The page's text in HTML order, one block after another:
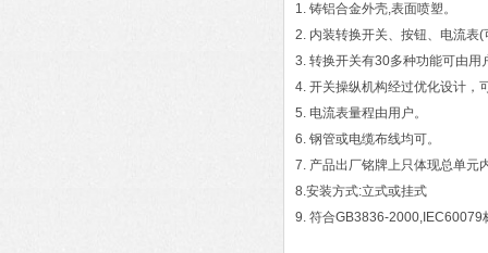
1. 铸铝合金外壳,表面喷塑。
2. 内装转换开关、按钮、电流表
3. 转换开关有30多种功能可由用
4. 开关操纵机构经过优化设计，
5. 电流表量程由用户。
6. 钢管或电缆布线均可。
7. 产品出厂铭牌上只体现总单元
8.安装方式:立式或挂式
9. 符合GB3836-2000,IEC60079